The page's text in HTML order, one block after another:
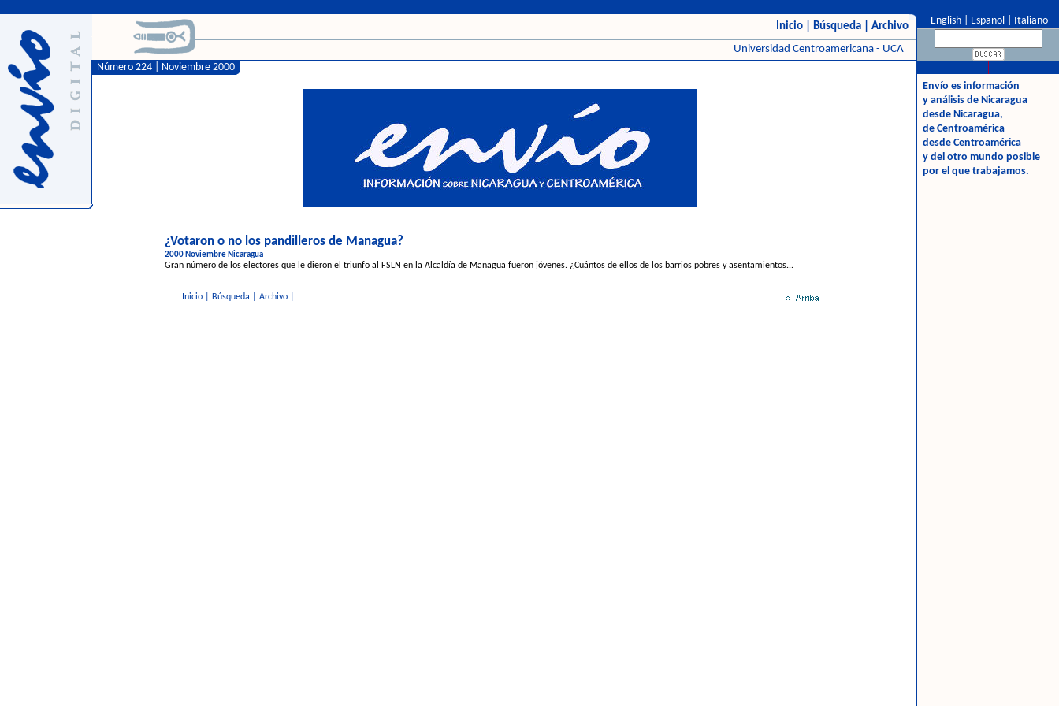
Inicio Búsqueda
Archivo
Universidad Centroamericana - UCA
Número 224 | Noviembre 2000
¿Votaron o no los pandilleros de Managua?
2000 Noviembre Nicaragua
Gran número de los electores que le dieron el triunfo al FSLN en la Alcaldía de Managua fueron jóvenes. ¿Cuántos de ellos de los barrios pobres y asentamientos...
Inicio Búsqueda Archivo
English Español Italiano
Envío es información
y análisis de Nicaragua
desde Nicaragua,
de Centroamérica
desde Centroamérica
y del otro mundo posible
por el que trabajamos.